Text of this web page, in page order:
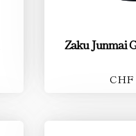
Zaku Junmai
CHF